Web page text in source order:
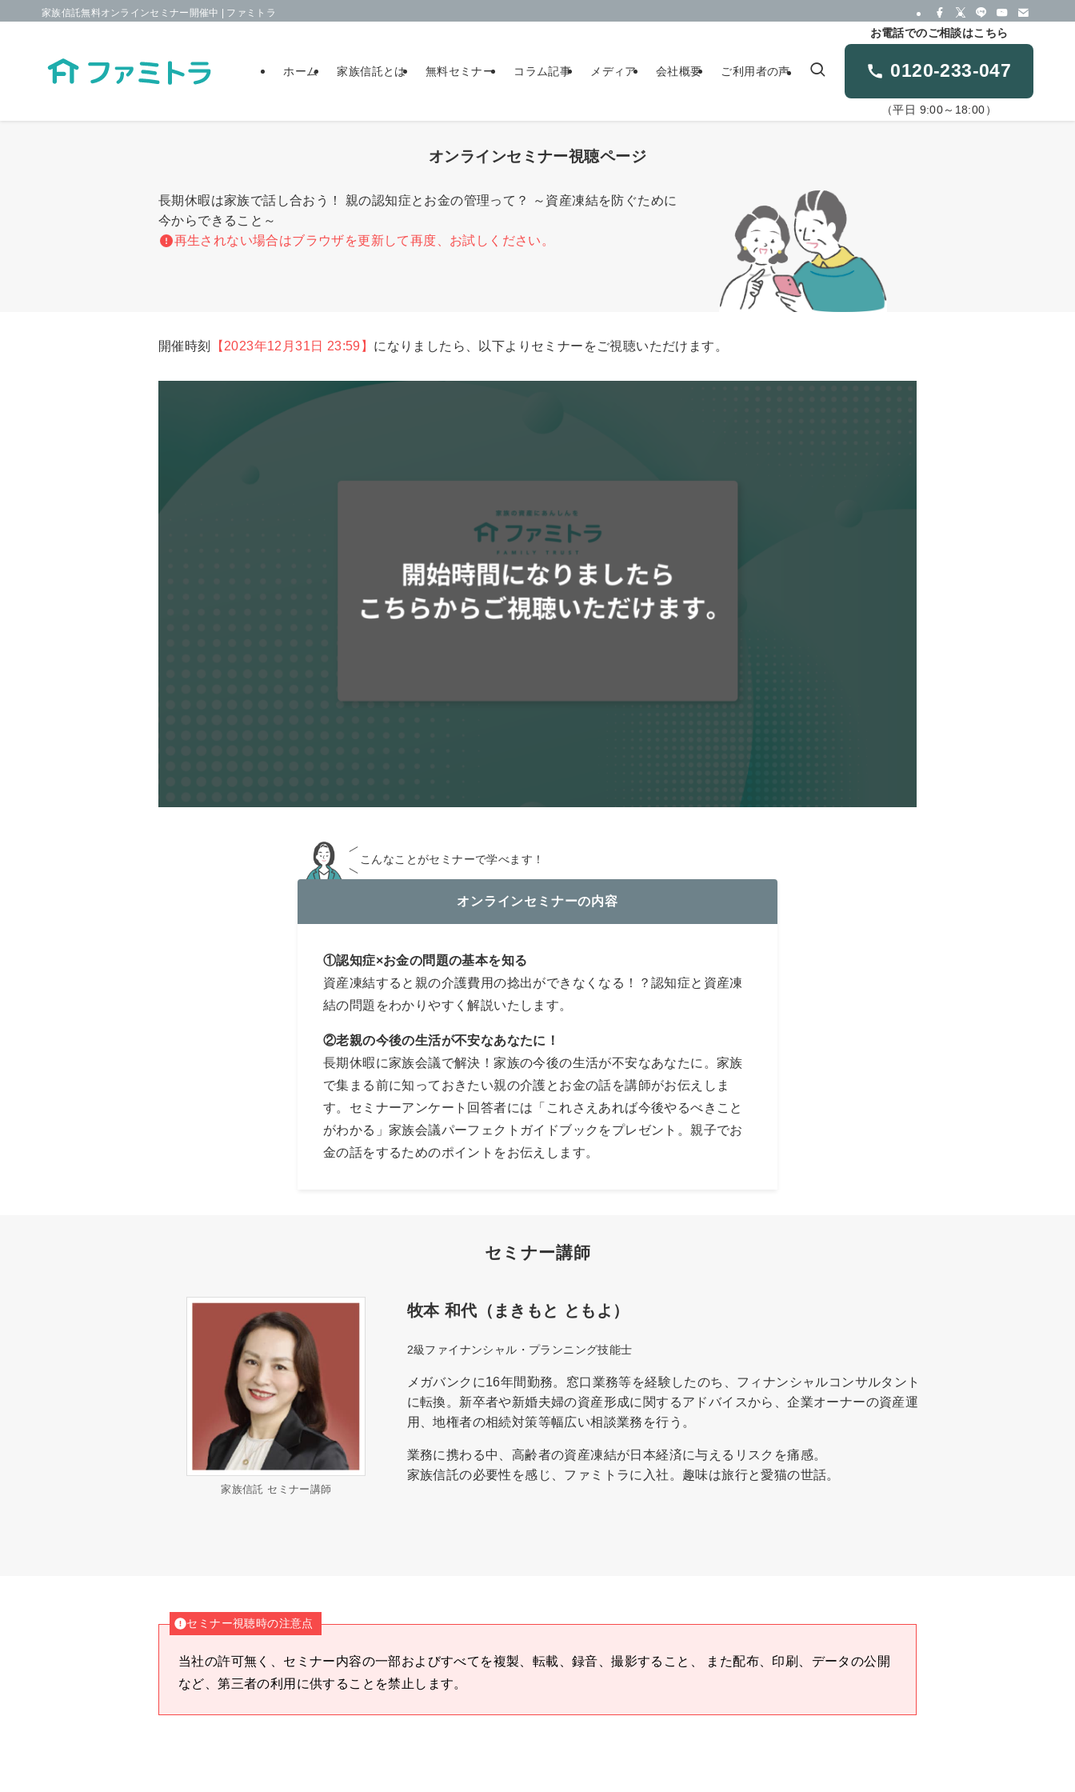
家族信託無料オンラインセミナー開催中 | ファミトラ
ホーム 家族信託とは 無料セミナー コラム記事 メディア 会社概要 ご利用者の声
お電話でのご相談はこちら
0120-233-047
（平日 9:00～18:00）
オンラインセミナー視聴ページ
長期休暇は家族で話し合おう！ 親の認知症とお金の管理って？ ～資産凍結を防ぐために
今からできること～
再生されない場合はブラウザを更新して再度、お試しください。
開催時刻 【2023年12月31日 23:59】 になりましたら、以下よりセミナーをご視聴いただけます。
こんなことがセミナーで学べます！
オンラインセミナーの内容
①認知症×お金の問題の基本を知る
資産凍結すると親の介護費用の捻出ができなくなる！？認知症と資産凍
結の問題をわかりやすく解説いたします。
②老親の今後の生活が不安なあなたに！
長期休暇に家族会議で解決！家族の今後の生活が不安なあなたに。家族
で集まる前に知っておきたい親の介護とお金の話を講師がお伝えしま
す。セミナーアンケート回答者には「これさえあれば今後やるべきこと
がわかる」家族会議パーフェクトガイドブックをプレゼント。親子でお
金の話をするためのポイントをお伝えします。
セミナー講師
家族信託 セミナー講師
牧本 和代（まきもと ともよ）
2級ファイナンシャル・プランニング技能士
メガバンクに16年間勤務。窓口業務等を経験したのち、フィナンシャルコンサルタント
に転換。新卒者や新婚夫婦の資産形成に関するアドバイスから、企業オーナーの資産運
用、地権者の相続対策等幅広い相談業務を行う。
業務に携わる中、高齢者の資産凍結が日本経済に与えるリスクを痛感。
家族信託の必要性を感じ、ファミトラに入社。趣味は旅行と愛猫の世話。
セミナー視聴時の注意点
当社の許可無く、セミナー内容の一部およびすべてを複製、転載、録音、撮影すること、 また配布、印刷、データの公開
など、第三者の利用に供することを禁止します。